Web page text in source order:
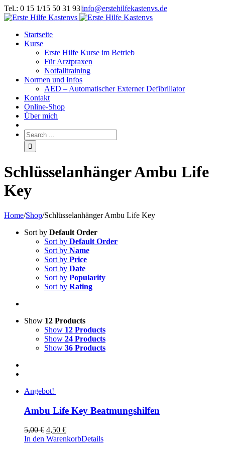
Tel.: 0 15 1/15 50 31 93|info@erstehilfekastenvs.de
Startseite
Kurse
Erste Hilfe Kurse im Betrieb
Für Arztpraxen
Notfalltraining
Normen und Infos
AED – Automatischer Externer Defibrillator
Kontakt
Online-Shop
Über mich
Schlüsselanhänger Ambu Life
Key
Home/Shop/Schlüsselanhänger Ambu Life Key
Sort by Default Order
Sort by Default Order
Sort by Name
Sort by Price
Sort by Date
Sort by Popularity
Sort by Rating
Show 12 Products
Show 12 Products
Show 24 Products
Show 36 Products
Angebot!
Ambu Life Key Beatmungshilfen
5,00€ Ursprünglicher
Preis
4,50 €Aktueller
Preis
In den WarenkorbDetails